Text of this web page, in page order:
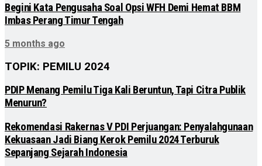
Begini Kata Pengusaha Soal Opsi WFH Demi Hemat BBM
Imbas Perang Timur Tengah
5 months ago
TOPIK: PEMILU 2024
PDIP Menang Pemilu Tiga Kali Beruntun, Tapi Citra Publik
Menurun?
Rekomendasi Rakernas V PDI Perjuangan: Penyalahgunaan
Kekuasaan Jadi Biang Kerok Pemilu 2024 Terburuk
Sepanjang Sejarah Indonesia